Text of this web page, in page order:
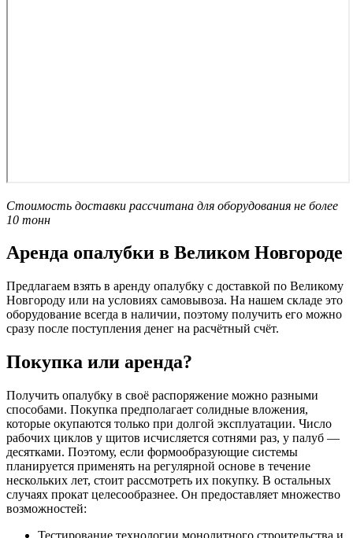
Стоимость доставки рассчитана для оборудования не более
10 тонн
Аренда опалубки в Великом Новгороде
Предлагаем взять в аренду опалубку с доставкой по Великому
Новгороду или на условиях самовывоза. На нашем складе это
оборудование всегда в наличии, поэтому получить его можно
сразу после поступления денег на расчётный счёт.
Покупка или аренда?
Получить опалубку в своё распоряжение можно разными
способами. Покупка предполагает солидные вложения,
которые окупаются только при долгой эксплуатации. Число
рабочих циклов у щитов исчисляется сотнями раз, у палуб —
десятками. Поэтому, если формообразующие системы
планируется применять на регулярной основе в течение
нескольких лет, стоит рассмотреть их покупку. В остальных
случаях прокат целесообразнее. Он предоставляет множество
возможностей: